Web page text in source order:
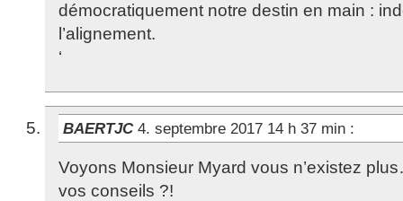
démocratiquement notre destin en main :
l’alignement.
‘
BAERTJC 4. septembre 2017 14 h 37 min :
Voyons Monsieur Myard vous n’existez
vos conseils ?!